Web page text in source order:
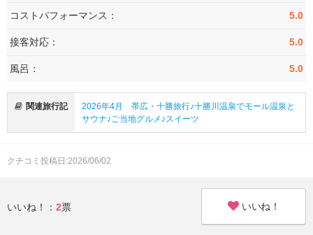
コストパフォーマンス： 5.0
接客対応： 5.0
風呂： 5.0
関連旅行記
2026年4月 帯広・十勝旅行♪十勝川温泉でモール温泉と
サウナ♪ご当地グルメ♪スイーツ
クチコミ投稿日:2026/06/02
いいね！： 2票 いいね！